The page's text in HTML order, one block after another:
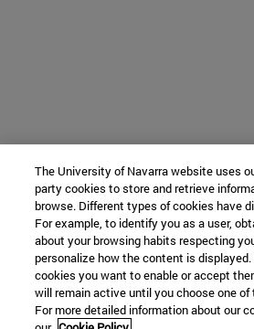
The University of Navarra website uses
party cookies to store and retrieve
browse. Different types of cookies have
For example, to identify you as a user,
about your browsing habits respecting
personalize how the content is
cookies you want to enable or accept
will remain active until you choose one
For more detailed information about our